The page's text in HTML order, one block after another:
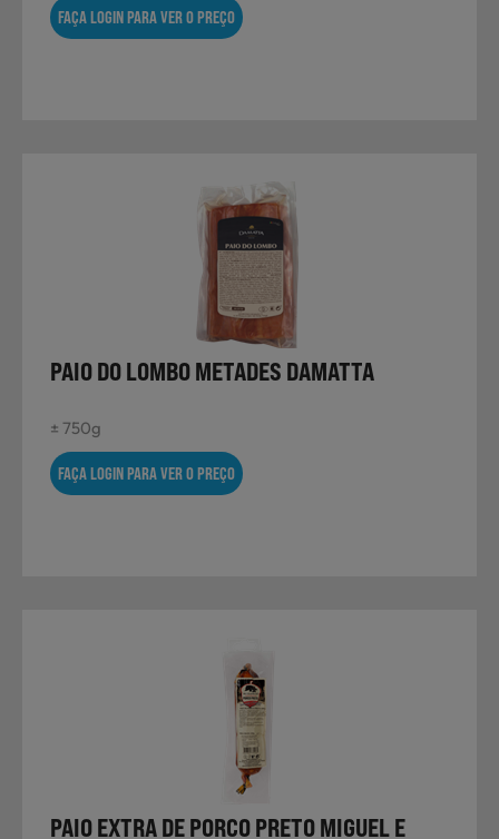
Ração para Animais
FAÇA LOGIN PARA VER O PREÇO
PAIO DO LOMBO METADES DAMATTA
± 750g
FAÇA LOGIN PARA VER O PREÇO
PAIO EXTRA DE PORCO PRETO MIGUEL E